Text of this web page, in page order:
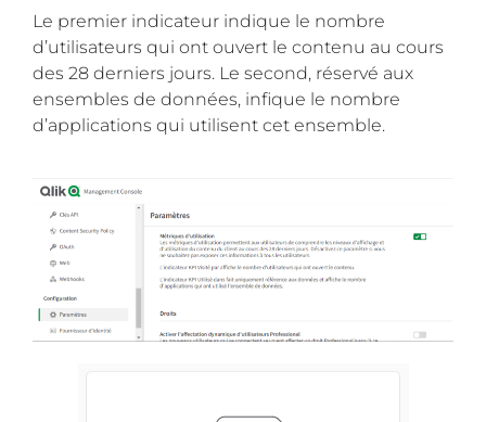
Le premier indicateur indique le nombre
d’utilisateurs qui ont ouvert le contenu au cours
des 28 derniers jours. Le second, réservé aux
ensembles de données, infique le nombre
d’applications qui utilisent cet ensemble.